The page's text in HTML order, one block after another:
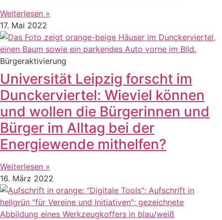
Weiterlesen »
17. Mai 2022
Bürgeraktivierung
Universität Leipzig forscht im
Dunckerviertel: Wieviel können
und wollen die Bürgerinnen und
Bürger im Alltag bei der
Energiewende mithelfen?
Weiterlesen »
16. März 2022